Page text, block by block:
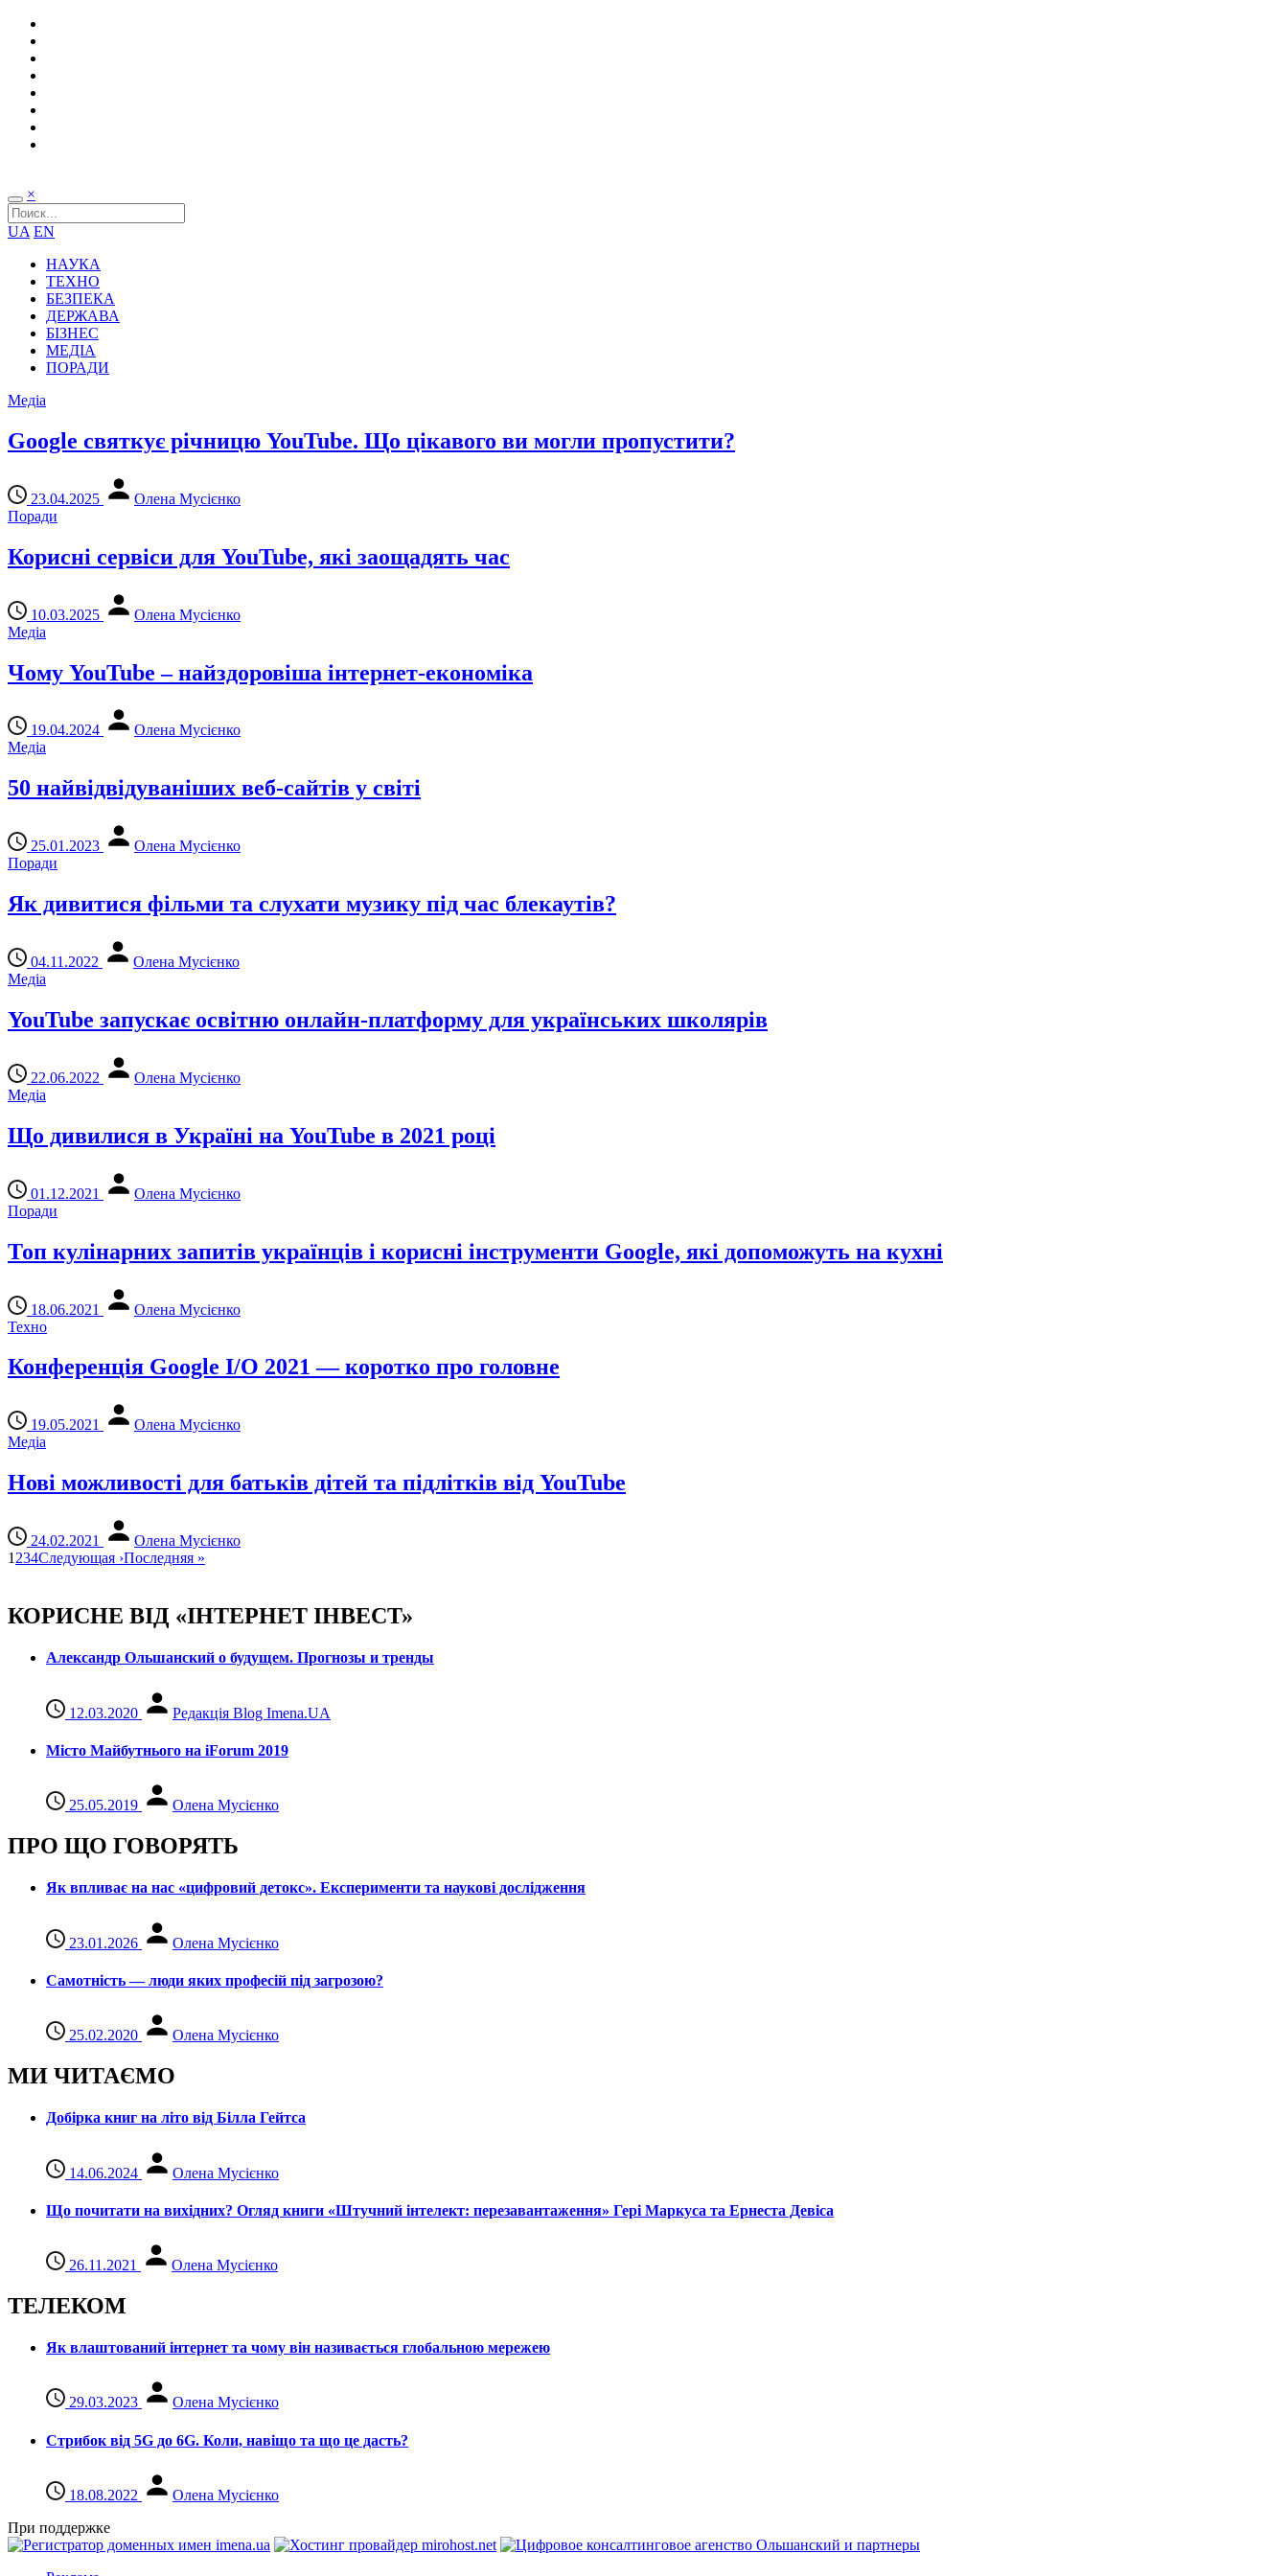
×
UA EN
НАУКА
ТЕХНО
БЕЗПЕКА
ДЕРЖАВА
БІЗНЕС
МЕДІА
ПОРАДИ
Медіа
Google святкує річницю YouTube. Що цікавого ви могли пропустити?
23.04.2025
Олена Мусієнко
Поради
Корисні сервіси для YouTube, які заощадять час
10.03.2025
Олена Мусієнко
Медіа
Чому YouTube – найздоровіша інтернет-економіка
19.04.2024
Олена Мусієнко
Медіа
50 найвідвідуваніших веб-сайтів у світі
25.01.2023
Олена Мусієнко
Поради
Як дивитися фільми та слухати музику під час блекаутів?
04.11.2022
Олена Мусієнко
Медіа
YouTube запускає освітню онлайн-платформу для українських школярів
22.06.2022
Олена Мусієнко
Медіа
Що дивилися в Україні на YouTube в 2021 році
01.12.2021
Олена Мусієнко
Поради
Топ кулінарних запитів українців і корисні інструменти Google, які допоможуть на кухні
18.06.2021
Олена Мусієнко
Техно
Конференція Google I/O 2021 — коротко про головне
19.05.2021
Олена Мусієнко
Медіа
Нові можливості для батьків дітей та підлітків від YouTube
24.02.2021
Олена Мусієнко
1 234Следующая ›Последняя »
КОРИСНЕ ВІД «ІНТЕРНЕТ ІНВЕСТ»
Александр Ольшанский о будущем. Прогнозы и тренды
12.03.2020 Редакція Blog Imena.UA
Місто Майбутнього на iForum 2019
25.05.2019 Олена Мусієнко
ПРО ЩО ГОВОРЯТЬ
Як впливає на нас «цифровий детокс». Експерименти та наукові дослідження
23.01.2026 Олена Мусієнко
Самотність — люди яких професій під загрозою?
25.02.2020 Олена Мусієнко
МИ ЧИТАЄМО
Добірка книг на літо від Білла Гейтса
14.06.2024 Олена Мусієнко
Що почитати на вихідних? Огляд книги «Штучний інтелект: перезавантаження» Гері Маркуса та Ернеста Девіса
26.11.2021 Олена Мусієнко
ТЕЛЕКОМ
Як влаштований інтернет та чому він називається глобальною мережею
29.03.2023 Олена Мусієнко
Стрибок від 5G до 6G. Коли, навіщо та що це даcть?
18.08.2022
Олена Мусієнко
При поддержке